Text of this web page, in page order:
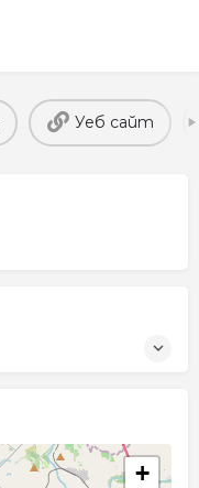
Уеб сайт
+